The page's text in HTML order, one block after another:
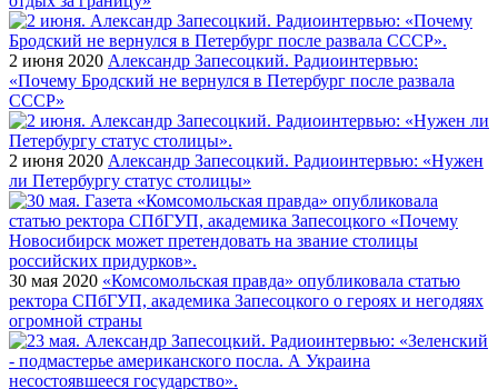
2 июня 2020 Александр Запесоцкий. Радиоинтервью:
«Почему Бродский не вернулся в Петербург после развала
СССР»
2 июня 2020 Александр Запесоцкий. Радиоинтервью: «Нужен
ли Петербургу статус столицы»
30 мая 2020 «Комсомольская правда» опубликовала статью
ректора СПбГУП, академика Запесоцкого о героях и негодяях
огромной страны